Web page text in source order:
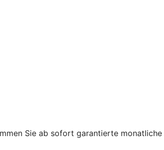
Sie ab sofort garantierte monatliche